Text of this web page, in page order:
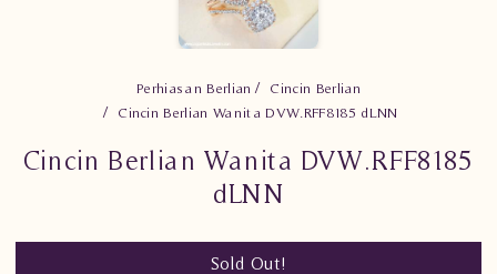
Perhiasan Berlian
Cincin Berlian
Cincin Berlian Wanita DVW.RFF8185 dLNN
Cincin Berlian Wanita DVW.RFF8185
dLNN
Sold Out!